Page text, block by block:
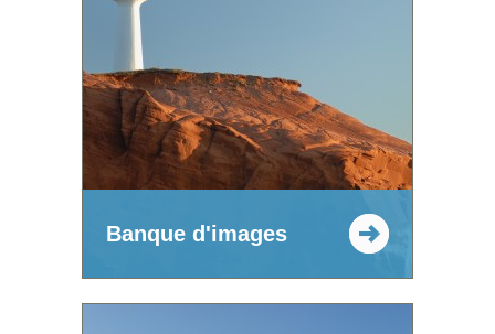
Banque d'images